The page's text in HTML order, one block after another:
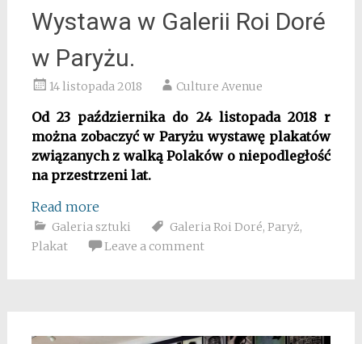
Wystawa w Galerii Roi Doré
w Paryżu.
14 listopada 2018 Culture Avenue
Od 23 października do 24 listopada 2018 r
można zobaczyć w Paryżu wystawę plakatów
związanych z walką Polaków o niepodległość
na przestrzeni lat.
Read more
Galeria sztuki Galeria Roi Doré, Paryż,
Plakat
Leave a comment